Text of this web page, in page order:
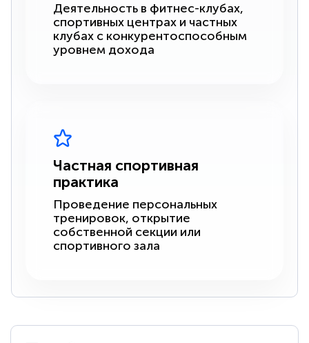
Деятельность в фитнес-клубах,
спортивных центрах и частных
клубах с конкурентоспособным
уровнем дохода
Частная спортивная
практика
Проведение персональных
тренировок, открытие
собственной секции или
спортивного зала